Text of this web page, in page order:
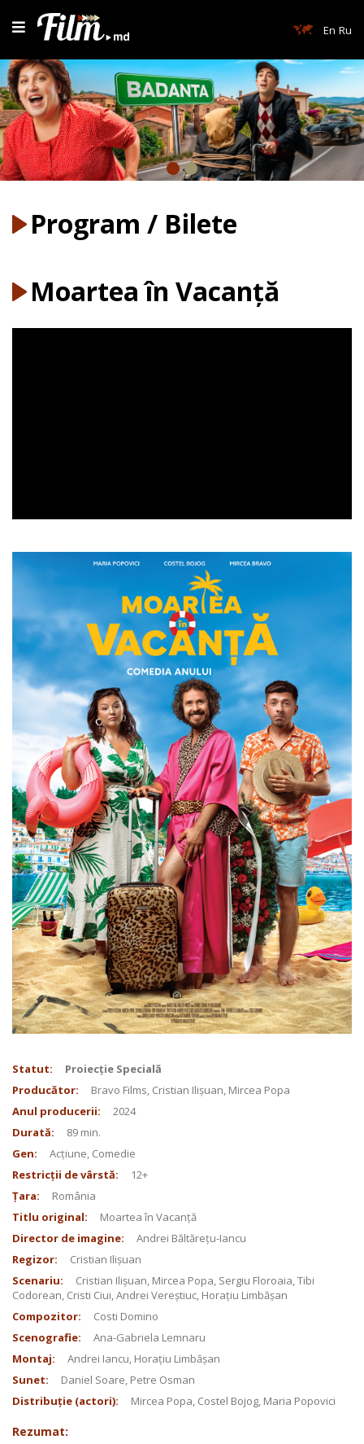
En Ru
Program / Bilete
Moartea în Vacanță
Statut:
Proiecție Specială
Producător:
Bravo Films, Cristian Ilișuan, Mircea Popa
Anul producerii:
2024
Durată:
89 min.
Gen:
Acțiune, Comedie
Restricții de vârstă:
12+
Țara:
România
Titlu original:
Moartea în Vacanță
Director de imagine:
Andrei Băltărețu-Iancu
Regizor:
Cristian Ilișuan
Scenariu:
Cristian Ilișuan, Mircea Popa, Sergiu Floroaia, Tibi
Codorean, Cristi Ciui, Andrei Vereștiuc, Horațiu Limbășan
Compozitor:
Costi Domino
Scenografie:
Ana-Gabriela Lemnaru
Montaj:
Andrei Iancu, Horațiu Limbășan
Sunet:
Daniel Soare, Petre Osman
Distribuție (actori):
Mircea Popa, Costel Bojog, Maria Popovici
Rezumat: